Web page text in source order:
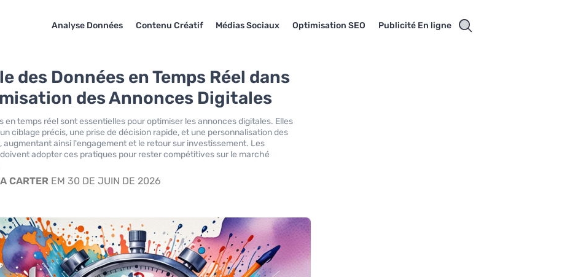
Analyse Données Contenu Créatif Médias Sociaux Optimisation SEO Publicité En ligne
des Données en Temps Réel dans
des Annonces Digitales
en temps réel sont essentielles pour optimiser les annonces digitales. Elles
ciblage précis, une prise de décision rapide, et une personnalisation des
augmentant ainsi l'engagement et le retour sur investissement. Les
adopter ces pratiques pour rester compétitives sur le marché
CARTER EM 30 DE JUIN DE 2026